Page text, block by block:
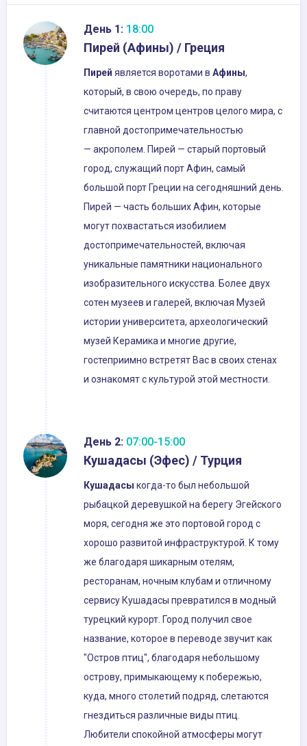
День 1: 18:00
Пирей (Афины) / Греция
Пирей является воротами в Афины,
который, в свою очередь, по праву
считаются центром центров целого мира, с
главной достопримечательностью
— акрополем. Пирей — старый портовый
город, служащий порт Афин, самый
большой порт Греции на сегодняшний день.
Пирей — часть больших Афин, которые
могут похвастаться изобилием
достопримечательностей, включая
уникальные памятники национального
изобразительного искусства. Более двух
сотен музеев и галерей, включая Музей
истории университета, археологический
музей Керамика и многие другие,
гостеприимно встретят Вас в своих стенах
и ознакомят с культурой этой местности.
День 2: 07:00-15:00
Кушадасы (Эфес) / Турция
Кушадасы когда-то был небольшой
рыбацкой деревушкой на берегу Эгейского
моря, сегодня же это портовой город с
хорошо развитой инфраструктурой. К тому
же благодаря шикарным отелям,
ресторанам, ночным клубам и отличному
сервису Кушадасы превратился в модный
турецкий курорт. Город получил свое
название, которое в переводе звучит как
"Остров птиц", благодаря небольшому
острову, примыкающему к побережью,
куда, много столетий подряд, слетаются
гнездиться различные виды птиц.
Любители спокойной атмосферы могут